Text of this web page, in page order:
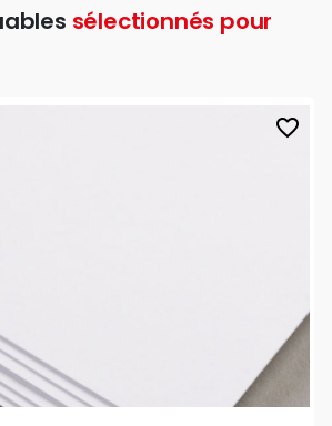
sélectionnés pour
favorite_border